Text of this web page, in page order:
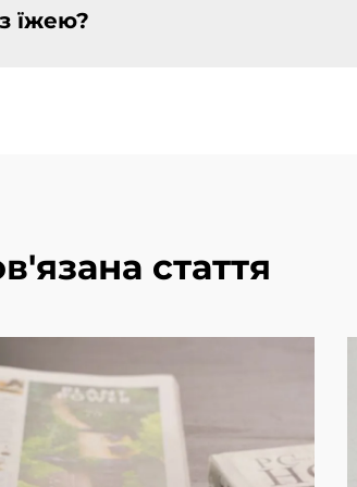
їжею?
стаття